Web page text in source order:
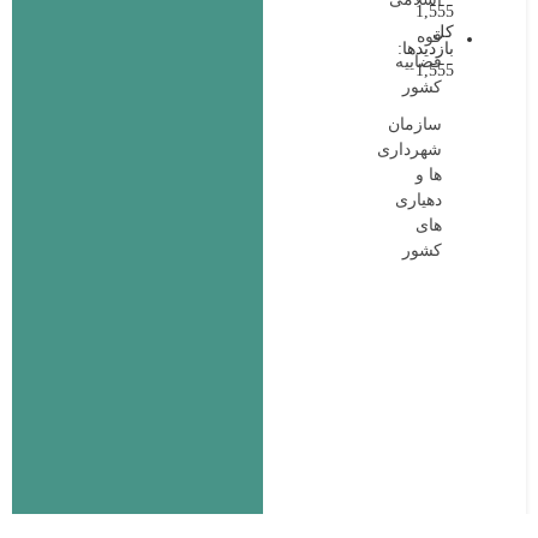
1,555
بازدیدها:
1,555
قوه
قضاییه
کشور
سازمان
شهرداری
دهیاری
کشور